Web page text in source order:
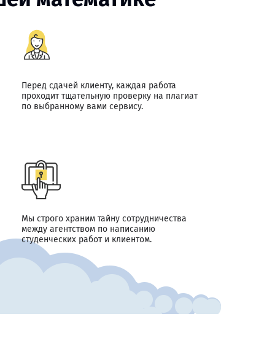
Перед сдачей клиенту, каждая работа
проходит тщательную проверку на плагиат
по выбранному вами сервису.
Мы строго храним тайну сотрудничества
между агентством по написанию
студенческих работ и клиентом.